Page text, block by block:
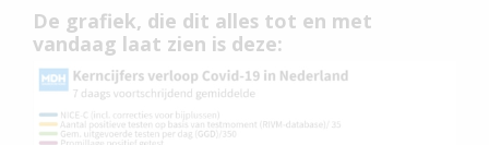
De grafiek, die dit alles tot en met
vandaag laat zien is deze: